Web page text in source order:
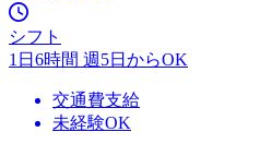
シフト
1日6時間 週5日からOK
交通費支給
未経験OK